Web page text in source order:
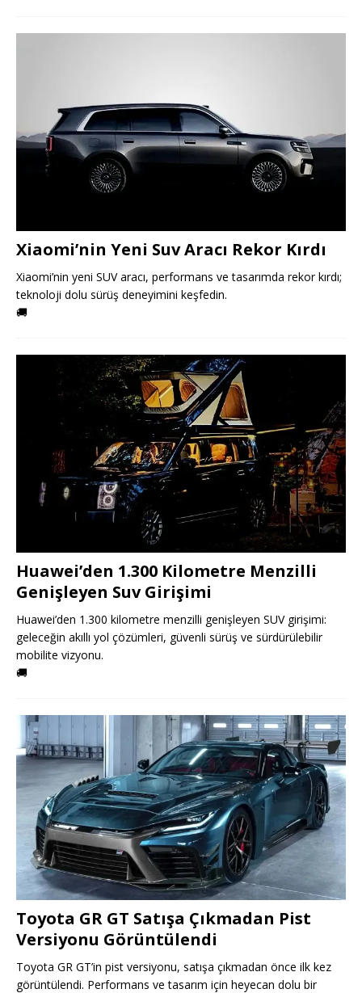
Xiaomi’nin Yeni Suv Aracı Rekor Kırdı
Xiaomi’nin yeni SUV aracı, performans ve tasarımda rekor kırdı;
teknoloji dolu sürüş deneyimini keşfedin.
🚚
Huawei’den 1.300 Kilometre Menzilli
Genişleyen Suv Girişimi
Huawei’den 1.300 kilometre menzilli genişleyen SUV girişimi:
geleceğin akıllı yol çözümleri, güvenli sürüş ve sürdürülebilir
mobilite vizyonu.
🚚
Toyota GR GT Satışa Çıkmadan Pist
Versiyonu Görüntülendi
Toyota GR GT’in pist versiyonu, satışa çıkmadan önce ilk kez
görüntülendi. Performans ve tasarım için heyecan dolu bir